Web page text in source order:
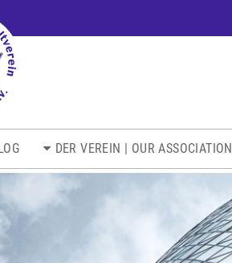
DER VEREIN | OUR ASSOCIATION